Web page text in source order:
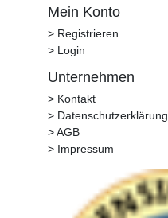
Mein Konto
> Registrieren
> Login
Unternehmen
> Kontakt
> Datenschutzerklärung
> AGB
> Impressum